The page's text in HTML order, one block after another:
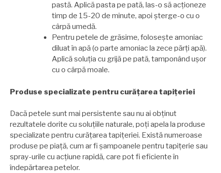
pastă. Aplică pasta pe pată, las-o să acționeze
timp de 15-20 de minute, apoi șterge-o cu o
cârpă umedă.
Pentru petele de grăsime, folosește amoniac
diluat în apă (o parte amoniac la zece părți apă).
Aplică soluția cu grijă pe pată, tamponând ușor
cu o cârpă moale.
Produse specializate pentru curățarea tapițeriei
Dacă petele sunt mai persistente sau nu ai obținut
rezultatele dorite cu soluțiile naturale, poți apela la produse
specializate pentru curățarea tapițeriei. Există numeroase
produse pe piață, cum ar fi șampoanele pentru tapițerie sau
spray-urile cu acțiune rapidă, care pot fi eficiente în
îndepărtarea petelor.